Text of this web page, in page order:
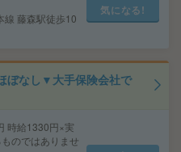
藤森駅徒歩10
気になる!
ぼなし▼大手保険会社で
時給1330円×実
のではありませ